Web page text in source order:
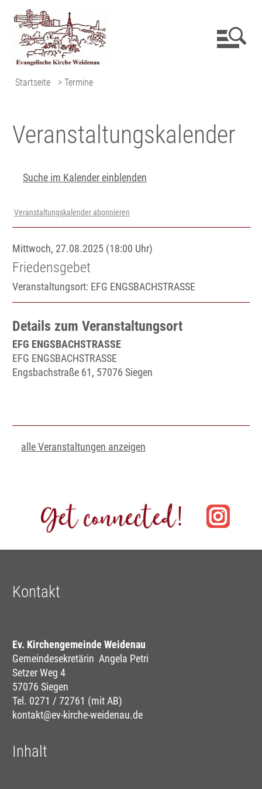
Startseite > Termine
Veranstaltungs­kalender
Suche im Kalender einblenden
Veranstaltungskalender abonnieren
Mittwoch, 27.08.2025 (18:00 Uhr)
Friedensgebet
Veranstaltungsort: EFG ENGSBACHSTRASSE
Details zum Veranstaltungsort
EFG ENGSBACHSTRASSE
EFG ENGSBACHSTRASSE
Engsbachstraße 61, 57076 Siegen
alle Veranstaltungen anzeigen
Kontakt
Ev. Kirchengemeinde Weidenau
Gemeindesekretärin Angela Petri
Setzer Weg 4
57076 Siegen
Tel. 0271 / 72761 (mit AB)
kontakt@ev-kirche-weidenau.de
Inhalt